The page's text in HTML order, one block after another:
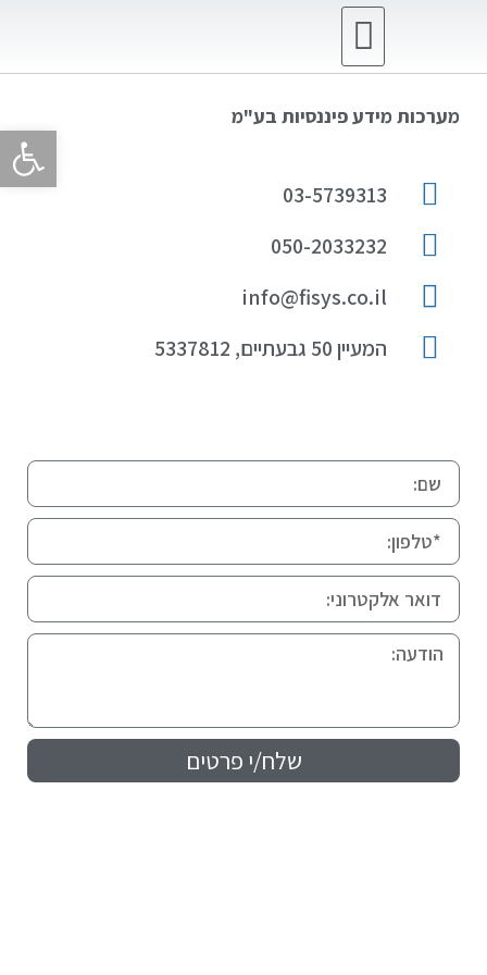
פתח
מערכות מידע פיננסיות בע"מ
03-5739313
050-2033232
info@fisys.co.il
המעיין 50 גבעתיים, 5337812
שלח/י פרטים